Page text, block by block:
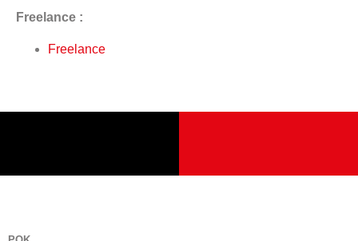
Freelance :
Freelance